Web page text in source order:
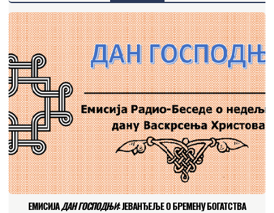
ЕМИСИЈАДАН ГОСПОДЊИ: JEВАНЂЕЉЕ О БРЕМЕНУ БОГАТСТВА